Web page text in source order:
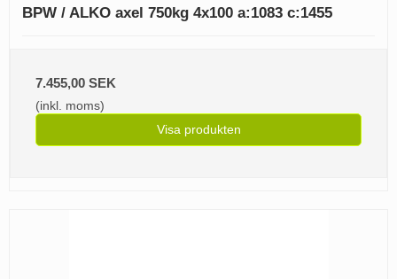
BPW / ALKO axel 750kg 4x100 a:1083 c:1455
7.455,00 SEK
(inkl. moms)
Visa produkten